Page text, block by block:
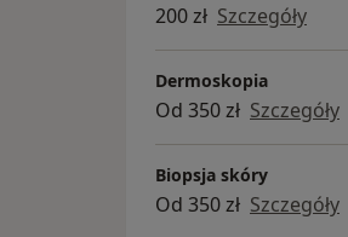
200 zł Szczegóły
Dermoskopia
Od 350 zł Szczegóły
Biopsja skóry
Od 350 zł Szczegóły